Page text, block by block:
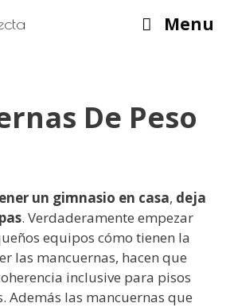
Menu
De Peso
un gimnasio en casa, deja
. Verdaderamente empezar
equipos cómo tienen la
las mancuernas, hacen que
inclusive para pisos
Además las mancuernas que